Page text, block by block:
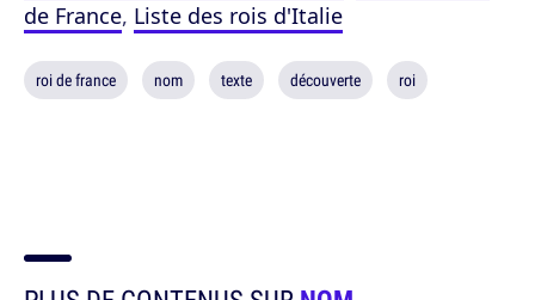
de France, Liste des rois d'Italie
roi de france nom texte découverte roi